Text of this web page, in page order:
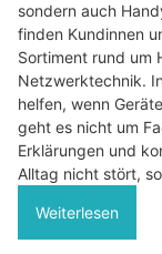
sondern auch
finden Kundinnen
Sortiment rund um
Netzwerktechnik.
helfen, wenn
geht es nicht um
Erklärungen und
Alltag nicht stört,
Weiterlesen